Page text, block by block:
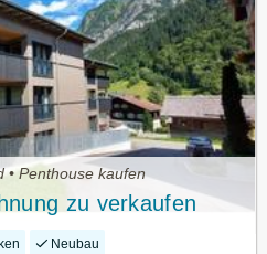
• Penthouse kaufen
zu verkaufen
Neubau